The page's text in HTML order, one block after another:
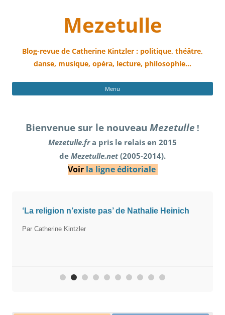
Mezetulle
Blog-revue de Catherine Kintzler : politique, théâtre,
danse, musique, opéra, lecture, philosophie…
Menu
Bienvenue sur le nouveau Mezetulle !
Mezetulle.fra pris le relais en 2015
de Mezetulle.net(2005-2014).
Voir la ligne éditoriale
‘La religion n’existe pas’ de Nathalie Heinich
Par Catherine Kintzler